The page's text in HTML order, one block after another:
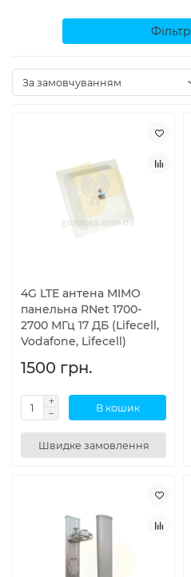
Фільтр
4G LTE антена MIMO
панельна RNet 1700-
2700 МГц 17 ДБ (Lifecell,
Vodafone, Lifecell)
1500 грн.
В кошик
Швидке замовлення